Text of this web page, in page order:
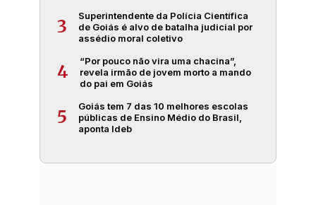
3
Superintendente da Polícia Científica
de Goiás é alvo de batalha judicial por
assédio moral coletivo
4
“Por pouco não vira uma chacina”,
revela irmão de jovem morto a mando
do pai em Goiás
5
Goiás tem 7 das 10 melhores escolas
públicas de Ensino Médio do Brasil,
aponta Ideb